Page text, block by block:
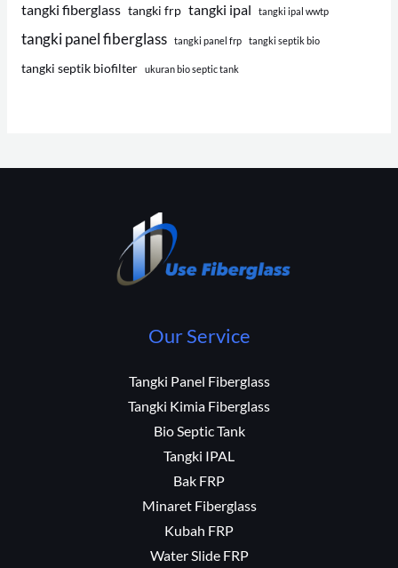
tangki fiberglass tangki frp tangki ipal tangki ipal wwtp
tangki panel fiberglass tangki panel frp tangki septik bio
tangki septik biofilter ukuran bio septic tank
Our Service
Tangki Panel Fiberglass
Tangki Kimia Fiberglass
Bio Septic Tank
Tangki IPAL
Bak FRP
Minaret Fiberglass
Kubah FRP
Water Slide FRP